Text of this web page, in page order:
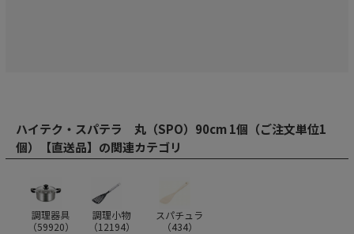
ハイテク・スパテラ 丸（SPO）90cm 1個（ご注文単位1
個）【直送品】の関連カテゴリ
調理器具
（59920）
調理小物
（12194）
スパチュラ
（434）